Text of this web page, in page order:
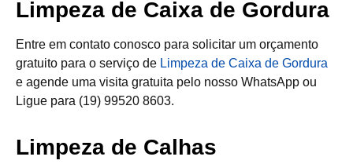
Limpeza de Caixa de Gordura
Entre em contato conosco para solicitar um orçamento
gratuito para o serviço de Limpeza de Caixa de Gordura
e agende uma visita gratuita pelo nosso WhatsApp ou
Ligue para (19) 99520 8603.
Limpeza de Calhas